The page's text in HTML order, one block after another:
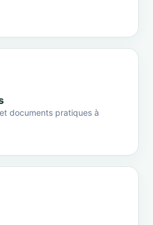
documents pratiques à